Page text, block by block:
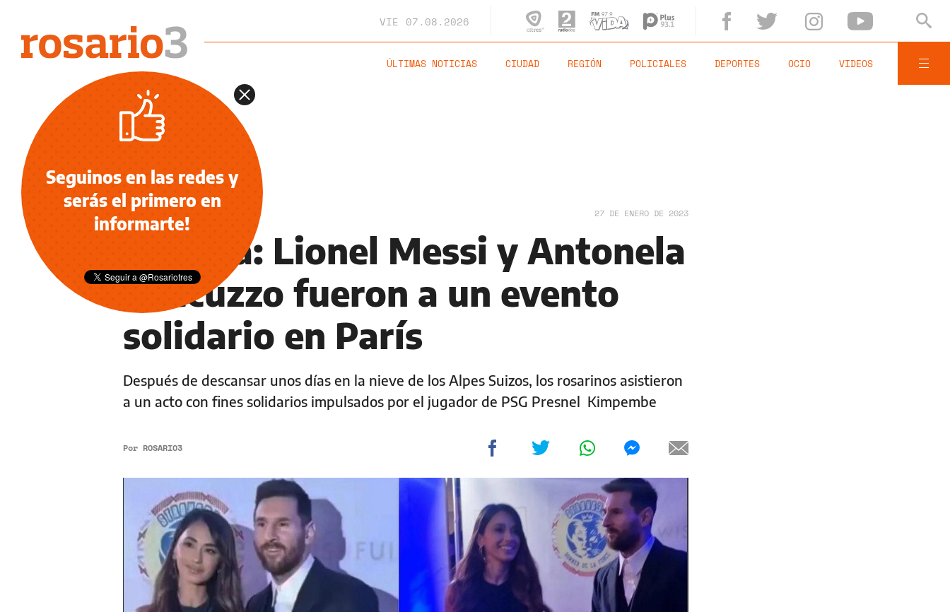
VIE 07.08.2026
ÚLTIMAS NOTICIAS CIUDAD REGIÓN POLICIALES DEPORTES OCIO VIDEOS
INFORMACIÓN GENERAL 27 DE ENERO DE 2023
De gala: Lionel Messi y Antonela
Roccuzzo fueron a un evento
solidario en París
Después de descansar unos días en la nieve de los Alpes Suizos, los rosarinos asistieron
a un acto con fines solidarios impulsados por el jugador de PSG Presnel Kimpembe
Por ROSARIO3
Seguinos en las redes y
serás el primero en
informarte!